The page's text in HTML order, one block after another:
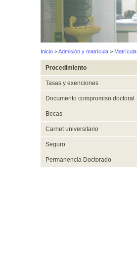
Inicio >Admisión y matrícula > Matrícula
Procedimiento
Tasas y exenciones
Documento compromiso doctoral
Becas
Carnet universitario
Seguro
Permanencia Doctorado